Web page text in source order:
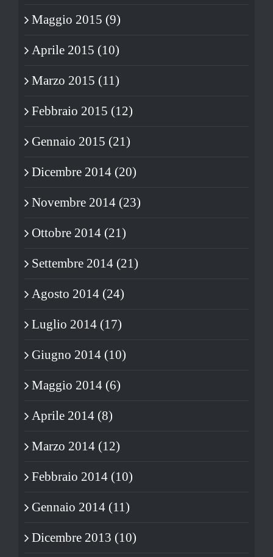
Maggio 2015 (9)
Aprile 2015 (10)
Marzo 2015 (11)
Febbraio 2015 (12)
Gennaio 2015 (21)
Dicembre 2014 (20)
Novembre 2014 (23)
Ottobre 2014 (21)
Settembre 2014 (21)
Agosto 2014 (24)
Luglio 2014 (17)
Giugno 2014 (10)
Maggio 2014 (6)
Aprile 2014 (8)
Marzo 2014 (12)
Febbraio 2014 (10)
Gennaio 2014 (11)
Dicembre 2013 (10)